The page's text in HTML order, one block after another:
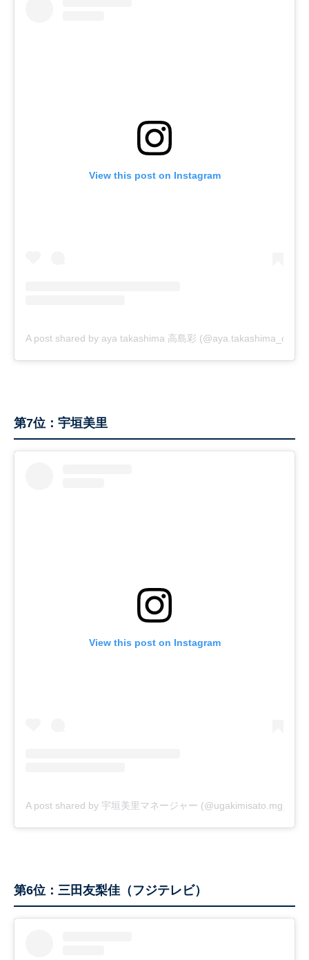
View this post on Instagram
A post shared by aya takashima 高島彩
第7位：宇垣美里
View this post on Instagram
A post shared by 宇垣美里マネージャー (@ugakimisato.mg)
第6位：三田友梨佳（フジテレビ）